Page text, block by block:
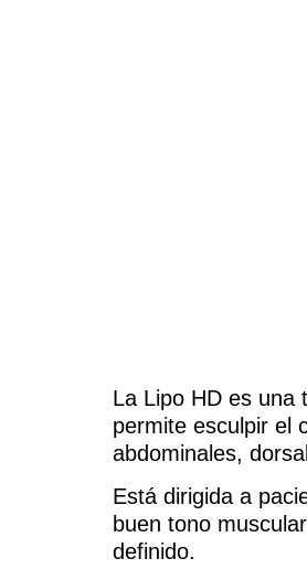
La Lipo HD es una
permite esculpir el
abdominales,
Está dirigida a
buen tono
definido.